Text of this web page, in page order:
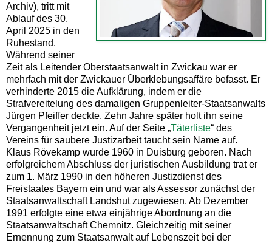
Archiv), tritt mit
Ablauf des 30.
April 2025 in den
Ruhestand.
Während seiner
Zeit als Leitender Oberstaatsanwalt in Zwickau war er
mehrfach mit der Zwickauer Überklebungsaffäre befasst. Er
verhinderte 2015 die Aufklärung, indem er die
Strafvereitelung des damaligen Gruppenleiter-Staatsanwalts
Jürgen Pfeiffer deckte. Zehn Jahre später holt ihn seine
Vergangenheit jetzt ein. Auf der Seite „Täterliste“ des
Vereins für saubere Justizarbeit taucht sein Name auf.
Klaus Rövekamp wurde 1960 in Duisburg geboren. Nach
erfolgreichem Abschluss der juristischen Ausbildung trat er
zum 1. März 1990 in den höheren Justizdienst des
Freistaates Bayern ein und war als Assessor zunächst der
Staatsanwaltschaft Landshut zugewiesen. Ab Dezember
1991 erfolgte eine etwa einjährige Abordnung an die
Staatsanwaltschaft Chemnitz. Gleichzeitig mit seiner
Ernennung zum Staatsanwalt auf Lebenszeit bei der